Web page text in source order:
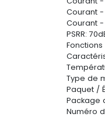
Courant -
Courant -
PSRR:
Type de
Paquet /
Package
Numéro